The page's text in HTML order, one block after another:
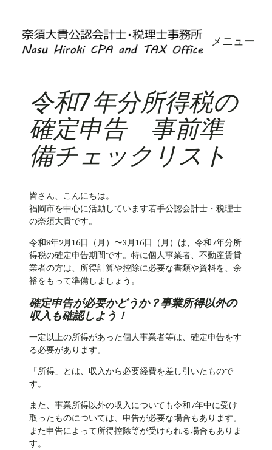
メニュー
令和7年分所得税の
確定申告 事前準
備チェックリスト
皆さん、こんにちは。
福岡市を中心に活動しています若手公認会計士・税理士
の奈須大貴です。
令和8年2月16日（月）〜3月16日（月）は、令和7年分所
得税の確定申告期間です。特に個人事業者、不動産賃貸
業者の方は、所得計算や控除に必要な書類や資料を、余
裕をもって準備しましょう。
確定申告が必要かどうか？事業所得以外の
収入も確認しよう！
一定以上の所得があった個人事業者等は、確定申告をす
る必要があります。
「所得」とは、収入から必要経費を差し引いたもので
す。
また、事業所得以外の収入についても令和7年中に受け
取ったものについては、申告が必要な場合もあります。
また申告によって所得控除等が受けられる場合もありま
す。